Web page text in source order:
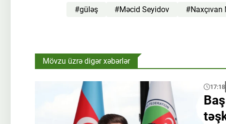
#güləş #Məcid Seyidov #Naxçıvan
Mövzu üzrə digər xəbərlər
17:18